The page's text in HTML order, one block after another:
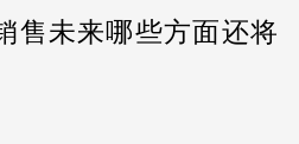
售未来哪些方面还将